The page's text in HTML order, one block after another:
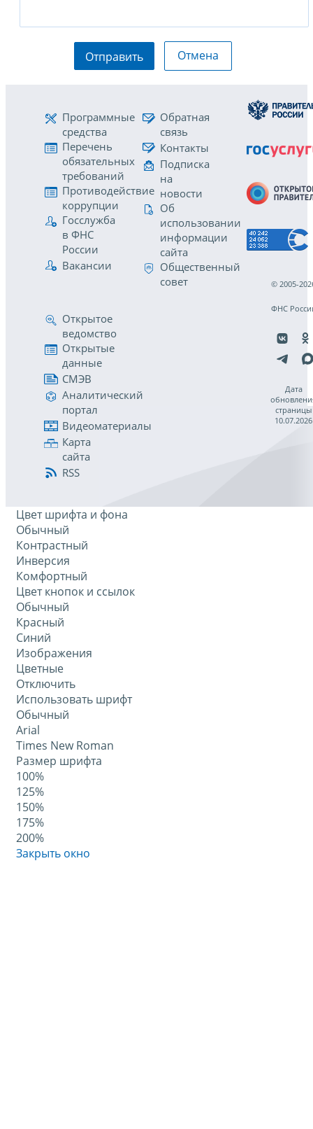
Отправить Отмена
Программные
средства
Перечень
обязательных
требований
Противодействие
коррупции
Госслужба
в ФНС
России
Вакансии
Обратная
связь
Контакты
Подписка
на
новости
Об
использовании
информации
сайта
Общественный
совет
Открытое
ведомство
Открытые
данные
СМЭВ
Аналитический
портал
Видеоматериалы
Карта
сайта
RSS
© 2005-
ФНС
Дата
страницы
10.07.2026
Цвет шрифта и фона
Обычный
Контрастный
Инверсия
Комфортный
Цвет кнопок и ссылок
Обычный
Красный
Синий
Изображения
Цветные
Отключить
Использовать шрифт
Обычный
Arial
Times New Roman
Размер шрифта
100%
125%
150%
175%
200%
Закрыть окно